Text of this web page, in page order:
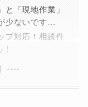
と「現地作業」
少ないです…
プ対応！相談件